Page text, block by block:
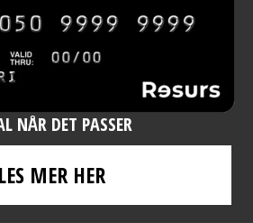
NÅR DET PASSER
LES MER HER